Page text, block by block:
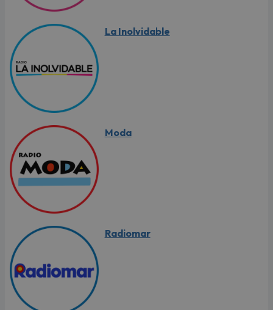
La Inolvidable
Moda
Radiomar